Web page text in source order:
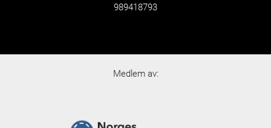
989418793
Medlem av: